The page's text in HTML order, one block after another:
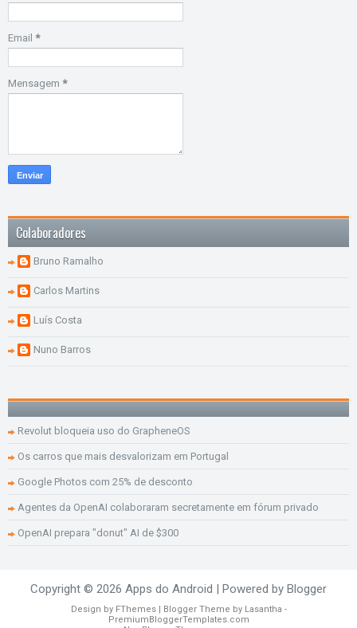
Email *
Mensagem *
Colaboradores
Bruno Ramalho
Carlos Martins
Luís Costa
Nuno Barros
Revolut bloqueia uso do GrapheneOS
Os carros que mais desvalorizam em Portugal
Google Photos com 25% de desconto
Agentes da OpenAI colaboraram secretamente em fórum privado
OpenAI prepara "donut" AI de $300
Copyright © 2026 Apps do Android | Powered by Blogger
Design by FThemes| Blogger Theme by Lasantha -
PremiumBloggerTemplates.com